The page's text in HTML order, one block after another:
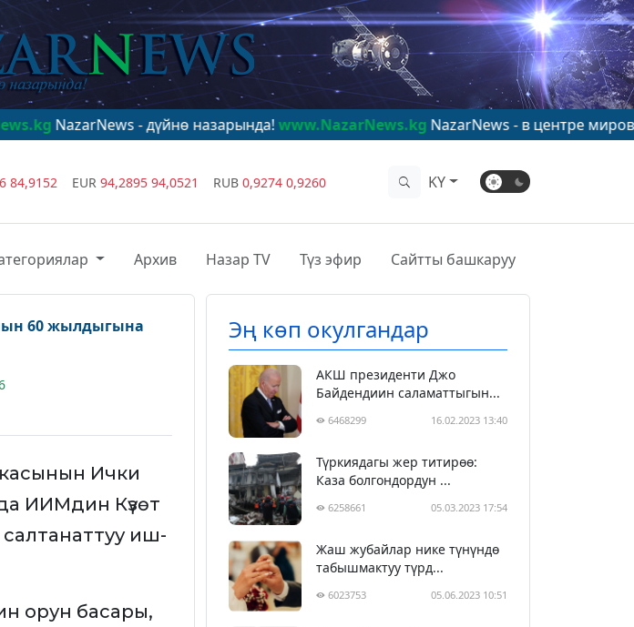
- дүйнө назарында!www.NazarNews.kgNazarNews - в центре мирового
84,9152 EUR 94,2895 94,0521 RUB 0,9274 0,9260 KY
Архив Назар TV Түз эфир Сайтты башкаруу
60 жылдыгына
Ички
ИИМдин Күзөт
иш-
орун басары,
Эң көп окулгандар
АКШ президенти Джо
Байдендиин саламаттыгын...
6468299 16.02.2023 13:40
Түркиядагы жер титирөө:
Каза болгондордун ...
6258661 05.03.2023 17:54
Жаш жубайлар нике түнүндө
табышмактуу түрд...
6023753 05.06.2023 10:51